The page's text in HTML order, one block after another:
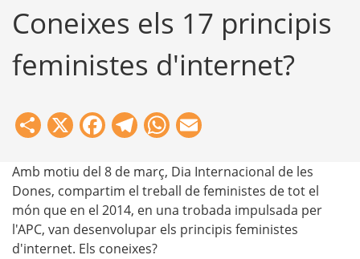
Formació
Eines
Coneixes els 17 principis
feministes d'internet?
Share
X Facebook
Telegram
WhatsApp
Amb motiu del 8 de març, Dia Internacional de les
Dones, compartim el treball de feministes de tot el
món que en el 2014, en una trobada impulsada per
l'APC, van desenvolupar els principis feministes
d'internet. Els coneixes?